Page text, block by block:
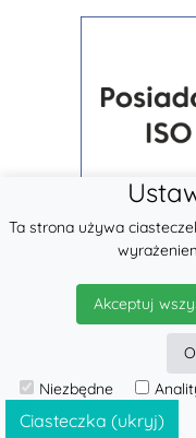
© 2026
·
Ciasteczka (ukryj)
Ta strona używa
Akceptuj
Niezbędne